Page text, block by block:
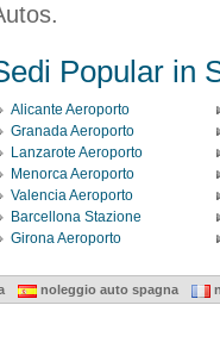
Popular in
Alicante Aeroporto
Granada Aeroporto
Lanzarote Aeroporto
Menorca Aeroporto
Valencia Aeroporto
Barcellona Stazione
Girona Aeroporto
noleggio auto spagna